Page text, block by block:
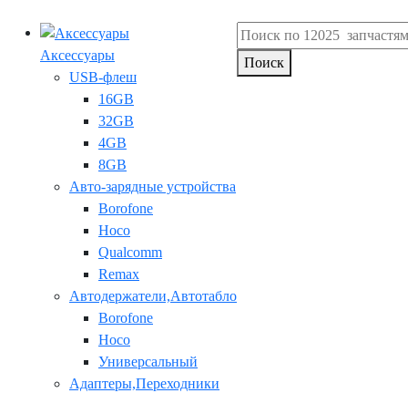
Аксессуары
USB-флеш
16GB
32GB
4GB
8GB
Авто-зарядные устройства
Borofone
Hoco
Qualcomm
Remax
Автодержатели,Автотабло
Borofone
Hoco
Универсальный
Адаптеры,Переходники
Поиск